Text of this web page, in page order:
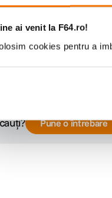
ai venit la F64.ro!
cookies pentru a
Pune o întrebare